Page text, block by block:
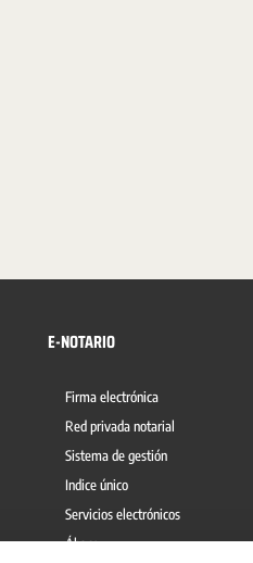
E-NOTARIO
Firma electrónica
Red privada notarial
Sistema de gestión
Indice único
Servicios electrónicos
Ábaco